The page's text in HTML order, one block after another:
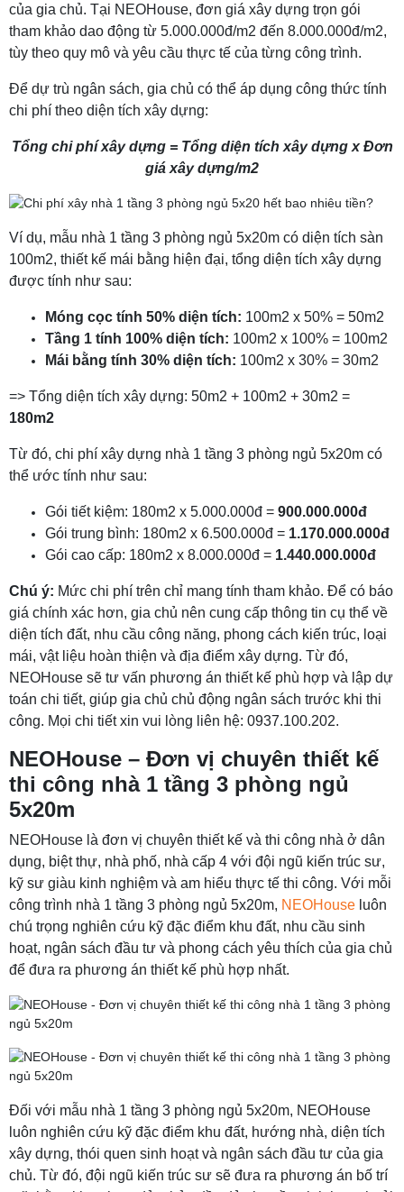
của gia chủ. Tại NEOHouse, đơn giá xây dựng trọn gói
tham khảo dao động từ 5.000.000đ/m2 đến 8.000.000đ/m2,
tùy theo quy mô và yêu cầu thực tế của từng công trình.
Để dự trù ngân sách, gia chủ có thể áp dụng công thức tính
chi phí theo diện tích xây dựng:
Tổng chi phí xây dựng = Tổng diện tích xây dựng x Đơn
giá xây dựng/m2
Ví dụ, mẫu nhà 1 tầng 3 phòng ngủ 5x20m có diện tích sàn
100m2, thiết kế mái bằng hiện đại, tổng diện tích xây dựng
được tính như sau:
Móng cọc tính 50% diện tích: 100m2 x 50% = 50m2
Tầng 1 tính 100% diện tích: 100m2 x 100% = 100m2
Mái bằng tính 30% diện tích: 100m2 x 30% = 30m2
=> Tổng diện tích xây dựng: 50m2 + 100m2 + 30m2 =
180m2
Từ đó, chi phí xây dựng nhà 1 tầng 3 phòng ngủ 5x20m có
thể ước tính như sau:
Gói tiết kiệm: 180m2 x 5.000.000đ = 900.000.000đ
Gói trung bình: 180m2 x 6.500.000đ = 1.170.000.000đ
Gói cao cấp: 180m2 x 8.000.000đ = 1.440.000.000đ
Chú ý: Mức chi phí trên chỉ mang tính tham khảo. Để có báo
giá chính xác hơn, gia chủ nên cung cấp thông tin cụ thể về
diện tích đất, nhu cầu công năng, phong cách kiến trúc, loại
mái, vật liệu hoàn thiện và địa điểm xây dựng. Từ đó,
NEOHouse sẽ tư vấn phương án thiết kế phù hợp và lập dự
toán chi tiết, giúp gia chủ chủ động ngân sách trước khi thi
công. Mọi chi tiết xin vui lòng liên hệ: 0937.100.202.
NEOHouse – Đơn vị chuyên thiết kế
thi công nhà 1 tầng 3 phòng ngủ
5x20m
NEOHouse là đơn vị chuyên thiết kế và thi công nhà ở dân
dụng, biệt thự, nhà phố, nhà cấp 4 với đội ngũ kiến trúc sư,
kỹ sư giàu kinh nghiệm và am hiểu thực tế thi công. Với mỗi
công trình nhà 1 tầng 3 phòng ngủ 5x20m, NEOHouse luôn
chú trọng nghiên cứu kỹ đặc điểm khu đất, nhu cầu sinh
hoạt, ngân sách đầu tư và phong cách yêu thích của gia chủ
để đưa ra phương án thiết kế phù hợp nhất.
Đối với mẫu nhà 1 tầng 3 phòng ngủ 5x20m, NEOHouse
luôn nghiên cứu kỹ đặc điểm khu đất, hướng nhà, diện tích
xây dựng, thói quen sinh hoạt và ngân sách đầu tư của gia
chủ. Từ đó, đội ngũ kiến trúc sư sẽ đưa ra phương án bố trí